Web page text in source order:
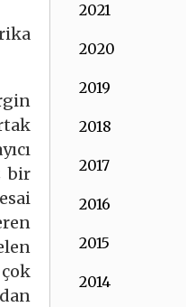
bir
2021
2020
2019
2018
2017
2016
2015
2014